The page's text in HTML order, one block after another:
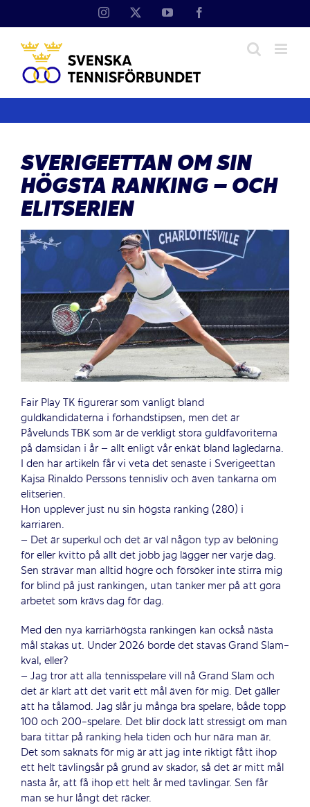
Instagram YouTube
SVERIGEETTAN OM SIN
HÖGSTA RANKING – OCH
ELITSERIEN
Fair Play TK figurerar som vanligt bland
guldkandidaterna i förhandstipsen, men det är
Påvelunds TBK som är de verkligt stora guldfavoriterna
på damsidan i år – allt enligt vår enkät bland lagledarna.
I den här artikeln får vi veta det senaste i Sverigeettan
Kajsa Rinaldo Perssons tennisliv och även tankarna om
elitserien.
Hon upplever just nu sin högsta ranking (280) i
karriären.
– Det är superkul och det är väl någon typ av belöning
för eller kvitto på allt det jobb jag lägger ner varje dag.
Sen strävar man alltid högre och försöker inte stirra mig
för blind på just rankingen, utan tänker mer på att göra
arbetet som krävs dag för dag.
Med den nya karriärhögsta rankingen kan också nästa
mål stakas ut. Under 2026 borde det stavas Grand Slam-
kval, eller?
– Jag tror att alla tennisspelare vill nå Grand Slam och
det är klart att det varit ett mål även för mig. Det gäller
att ha tålamod. Jag slår ju många bra spelare, både topp
100 och 200-spelare. Det blir dock lätt stressigt om man
bara tittar på ranking hela tiden och hur nära man är.
Det som saknats för mig är att jag inte riktigt fått ihop
ett helt tävlingsår på grund av skador, så det är mitt mål
nästa år, att få ihop ett helt år med tävlingar. Sen får
man se hur långt det räcker.